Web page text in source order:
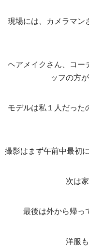
現場には、カメラマン
ヘアメイクさん、コー
ッフの方
モデルは私１人だっ
撮影はまず午前中最初
次は
最後は外から帰っ
洋服